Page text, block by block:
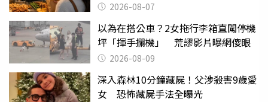
2026-08-07
以為在搭公車？2女拖行李箱直闖停機
坪「揮手攔機」 荒謬影片曝網傻眼
2026-08-09
深入森林10分鐘藏屍！父涉殺害9歲愛
女 恐怖藏屍手法全曝光